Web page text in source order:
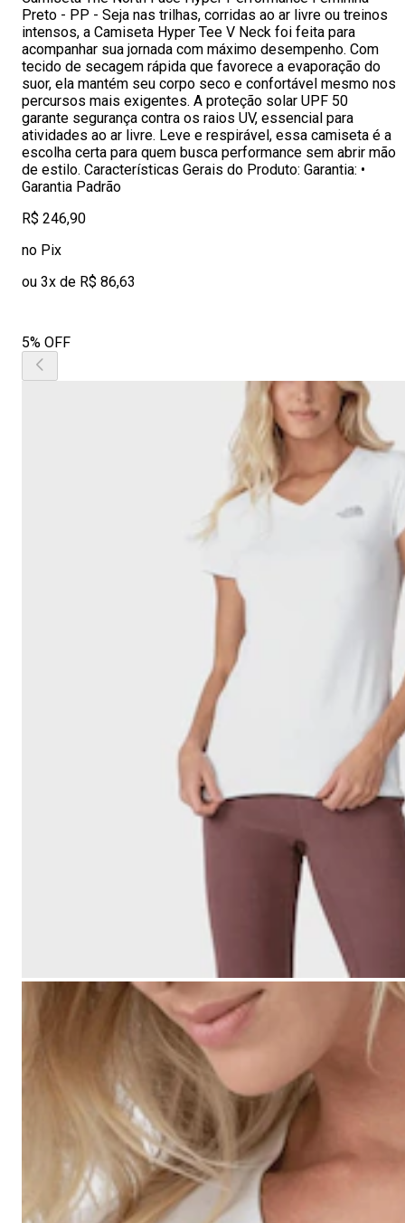
Preto - PP - Seja nas trilhas, corridas ao ar livre ou treinos
intensos, a Camiseta Hyper Tee V Neck foi feita para
acompanhar sua jornada com máximo desempenho. Com
tecido de secagem rápida que favorece a evaporação do
suor, ela mantém seu corpo seco e confortável mesmo nos
percursos mais exigentes. A proteção solar UPF 50
garante segurança contra os raios UV, essencial para
atividades ao ar livre. Leve e respirável, essa camiseta é a
escolha certa para quem busca performance sem abrir mão
de estilo. Características Gerais do Produto: Garantia: •
Garantia Padrão
R$ 246,90
no Pix
ou 3x de R$ 86,63
5% OFF